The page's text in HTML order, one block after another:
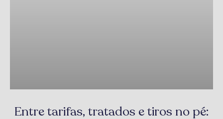
Entre tarifas, tratados e tiros no pé: